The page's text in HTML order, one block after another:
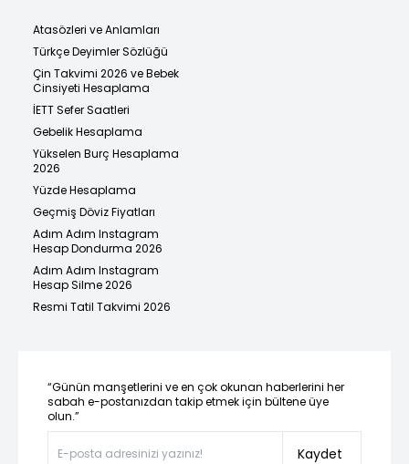
Atasözleri ve Anlamları
Türkçe Deyimler Sözlüğü
Çin Takvimi 2026 ve Bebek
Cinsiyeti Hesaplama
İETT Sefer Saatleri
Gebelik Hesaplama
Yükselen Burç Hesaplama
2026
Yüzde Hesaplama
Geçmiş Döviz Fiyatları
Adım Adım Instagram
Hesap Dondurma 2026
Adım Adım Instagram
Hesap Silme 2026
Resmi Tatil Takvimi 2026
“Günün manşetlerini ve en çok okunan haberlerini her
sabah e-postanızdan takip etmek için bültene üye
olun.”
Kaydet